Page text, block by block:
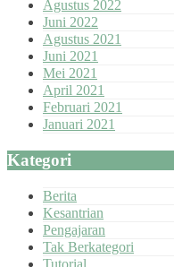
Agustus 2022
Juni 2022
Agustus 2021
Juni 2021
Mei 2021
April 2021
Februari 2021
Januari 2021
Kategori
Berita
Kesantrian
Pengajaran
Tak Berkategori
Tutorial